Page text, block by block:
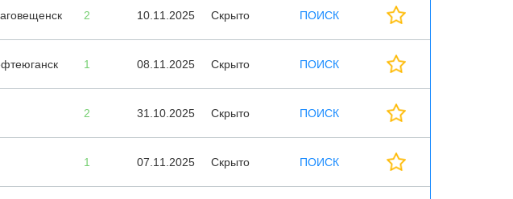
2 10.11.2025 Скрыто ПОИСК
1 08.11.2025 Скрыто ПОИСК
2 31.10.2025 Скрыто ПОИСК
1 07.11.2025 Скрыто ПОИСК